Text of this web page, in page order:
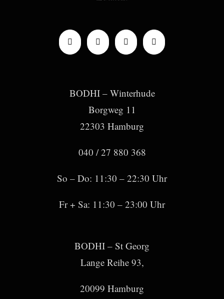
BODHI – Winterhude
Borgweg 11
22303 Hamburg
040 / 27 880 368
So – Do: 11:30 – 22:30 Uhr
Fr + Sa: 11:30 – 23:00 Uhr
BODHI – St Georg
Lange Reihe 93,
20099 Hamburg